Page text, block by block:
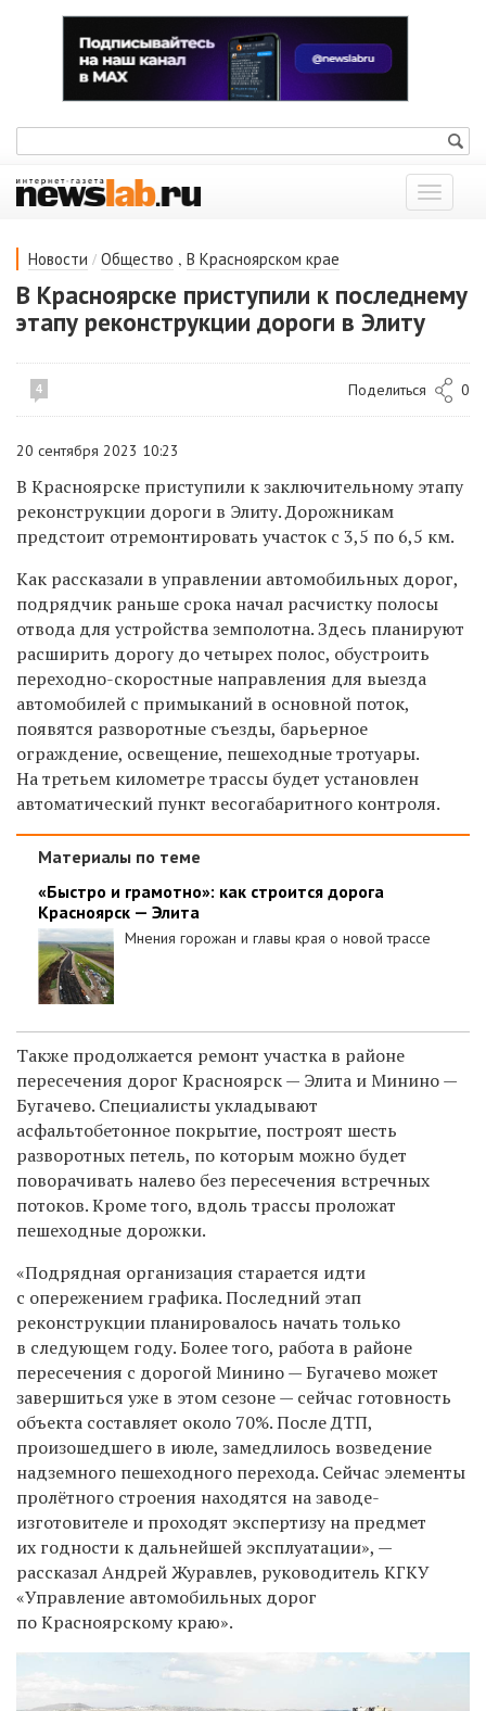
Показать
меню
Новости / Общество , В Красноярском крае
В Красноярске приступили к последнему
этапу реконструкции дороги в Элиту
4 Поделиться 0
20 сентября 2023 10:23
В Красноярске приступили к заключительному этапу
реконструкции дороги в Элиту. Дорожникам
предстоит отремонтировать участок с 3,5 по 6,5 км.
Как рассказали в управлении автомобильных дорог,
подрядчик раньше срока начал расчистку полосы
отвода для устройства земполотна. Здесь планируют
расширить дорогу до четырех полос, обустроить
переходно-скоростные направления для выезда
автомобилей с примыканий в основной поток,
появятся разворотные съезды, барьерное
ограждение, освещение, пешеходные тротуары.
На третьем километре трассы будет установлен
автоматический пункт весогабаритного контроля.
Материалы по теме
«Быстро и грамотно»: как строится дорога
Красноярск — Элита
Мнения горожан и главы края о новой трассе
Также продолжается ремонт участка в районе
пересечения дорог Красноярск — Элита и Минино —
Бугачево. Специалисты укладывают
асфальтобетонное покрытие, построят шесть
разворотных петель, по которым можно будет
поворачивать налево без пересечения встречных
потоков. Кроме того, вдоль трассы проложат
пешеходные дорожки.
«Подрядная организация старается идти
с опережением графика. Последний этап
реконструкции планировалось начать только
в следующем году. Более того, работа в районе
пересечения с дорогой Минино — Бугачево может
завершиться уже в этом сезоне — сейчас готовность
объекта составляет около 70%. После ДТП,
произошедшего в июле, замедлилось возведение
надземного пешеходного перехода. Сейчас элементы
пролётного строения находятся на заводе-
изготовителе и проходят экспертизу на предмет
их годности к дальнейшей эксплуатации», —
рассказал Андрей Журавлев, руководитель КГКУ
«Управление автомобильных дорог
по Красноярскому краю».